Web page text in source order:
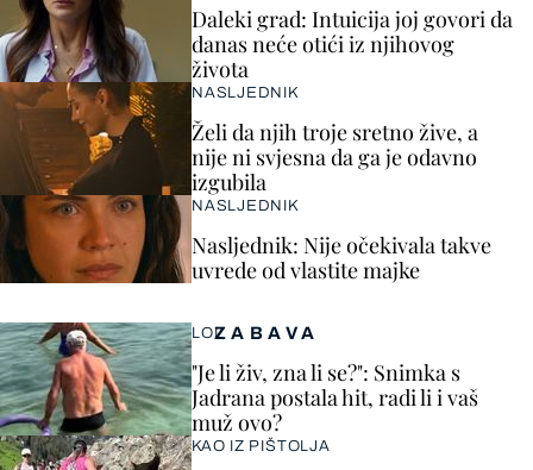
ZABAVA
LOL
"Je li živ, zna li se?": Snimka s
Jadrana postala hit, radi li i vaš
muž ovo?
KAO IZ PIŠTOLJA
Daleki grad: Intuicija joj govori da
danas neće otići iz njihovog
života
NASLJEDNIK
Želi da njih troje sretno žive, a
nije ni svjesna da ga je odavno
izgubila
NASLJEDNIK
Nasljednik: Nije očekivala takve
uvrede od vlastite majke